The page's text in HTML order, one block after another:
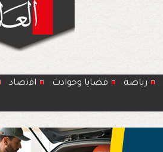
رياضة قضايا وحوادث اﻗﺗﺻﺎد